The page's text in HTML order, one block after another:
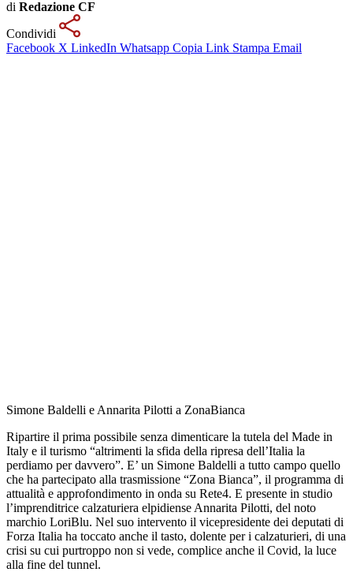
di Redazione CF
Condividi
Facebook X LinkedIn Whatsapp Copia Link Stampa Email
Simone Baldelli e Annarita Pilotti a ZonaBianca
Ripartire il prima possibile senza dimenticare la tutela del Made in
Italy e il turismo “altrimenti la sfida della ripresa dell’Italia la
perdiamo per davvero”. E’ un Simone Baldelli a tutto campo quello
che ha partecipato alla trasmissione “Zona Bianca”, il programma di
attualità e approfondimento in onda su Rete4. E presente in studio
l’imprenditrice calzaturiera elpidiense Annarita Pilotti, del noto
marchio LoriBlu. Nel suo intervento il vicepresidente dei deputati di
Forza Italia ha toccato anche il tasto, dolente per i calzaturieri, di una
crisi su cui purtroppo non si vede, complice anche il Covid, la luce
alla fine del tunnel.